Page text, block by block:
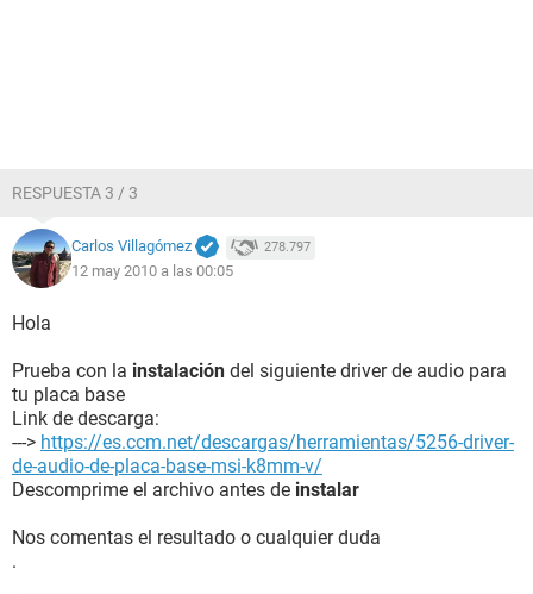
[ BIOS ]
Propiedades de la BIOS:
Versión 6.00 PG
Tamaño 512 KB
Dispositivos de arranque Floppy Disk, Hard Disk, CD-ROM,
ATAPI ZIP, LS-120
Funciones disponibles Flash BIOS, Shadow BIOS, Selectable
Boot, EDD, BBS
Standards soportados DMI, APM, ACPI, ESCD, PnP
RESPUESTA 3 / 3
Carlos Villagómez 278.797
12 may 2010 a las 00:05
Hola
Prueba con la instalación del siguiente driver de audio para
tu placa base
Link de descarga:
---> https://es.ccm.net/descargas/herramientas/5256-driver-
de-audio-de-placa-base-msi-k8mm-v/
Descomprime el archivo antes de instalar
Nos comentas el resultado o cualquier duda
.